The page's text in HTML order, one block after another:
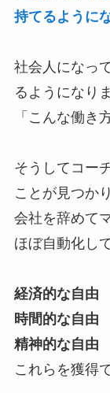
持てるように
社会人になっ
るようになり
「こんな働き
そうしてコー
ことが見つか
会社を辞めて
ほぼ自動化し
経済的な自由
時間的な自由
精神的な自由
これらを獲得